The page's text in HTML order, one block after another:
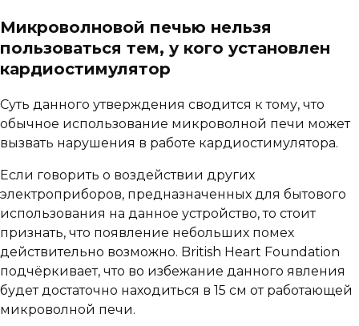
Микроволновой печью нельзя
пользоваться тем, у кого установлен
кардиостимулятор
Суть данного утверждения сводится к тому, что
обычное использование микроволной печи может
вызвать нарушения в работе кардиостимулятора.
Если говорить о воздействии других
электроприборов, предназначенных для бытового
использования на данное устройство, то стоит
признать, что появление небольших помех
действительно возможно. British Heart Foundation
подчёркивает, что во избежание данного явления
будет достаточно находиться в 15 см от работающей
микроволной печи.